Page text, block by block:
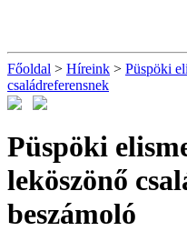
Főoldal > Híreink > Püspöki
családreferensnek
Püspöki
leköszönő
beszámoló